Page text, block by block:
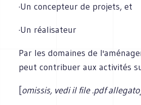
·Un concepteur de projets, et
·Un réalisateur
Par les domaines de
peut contribuer aux activités
[omissis, vedi il file .pdf